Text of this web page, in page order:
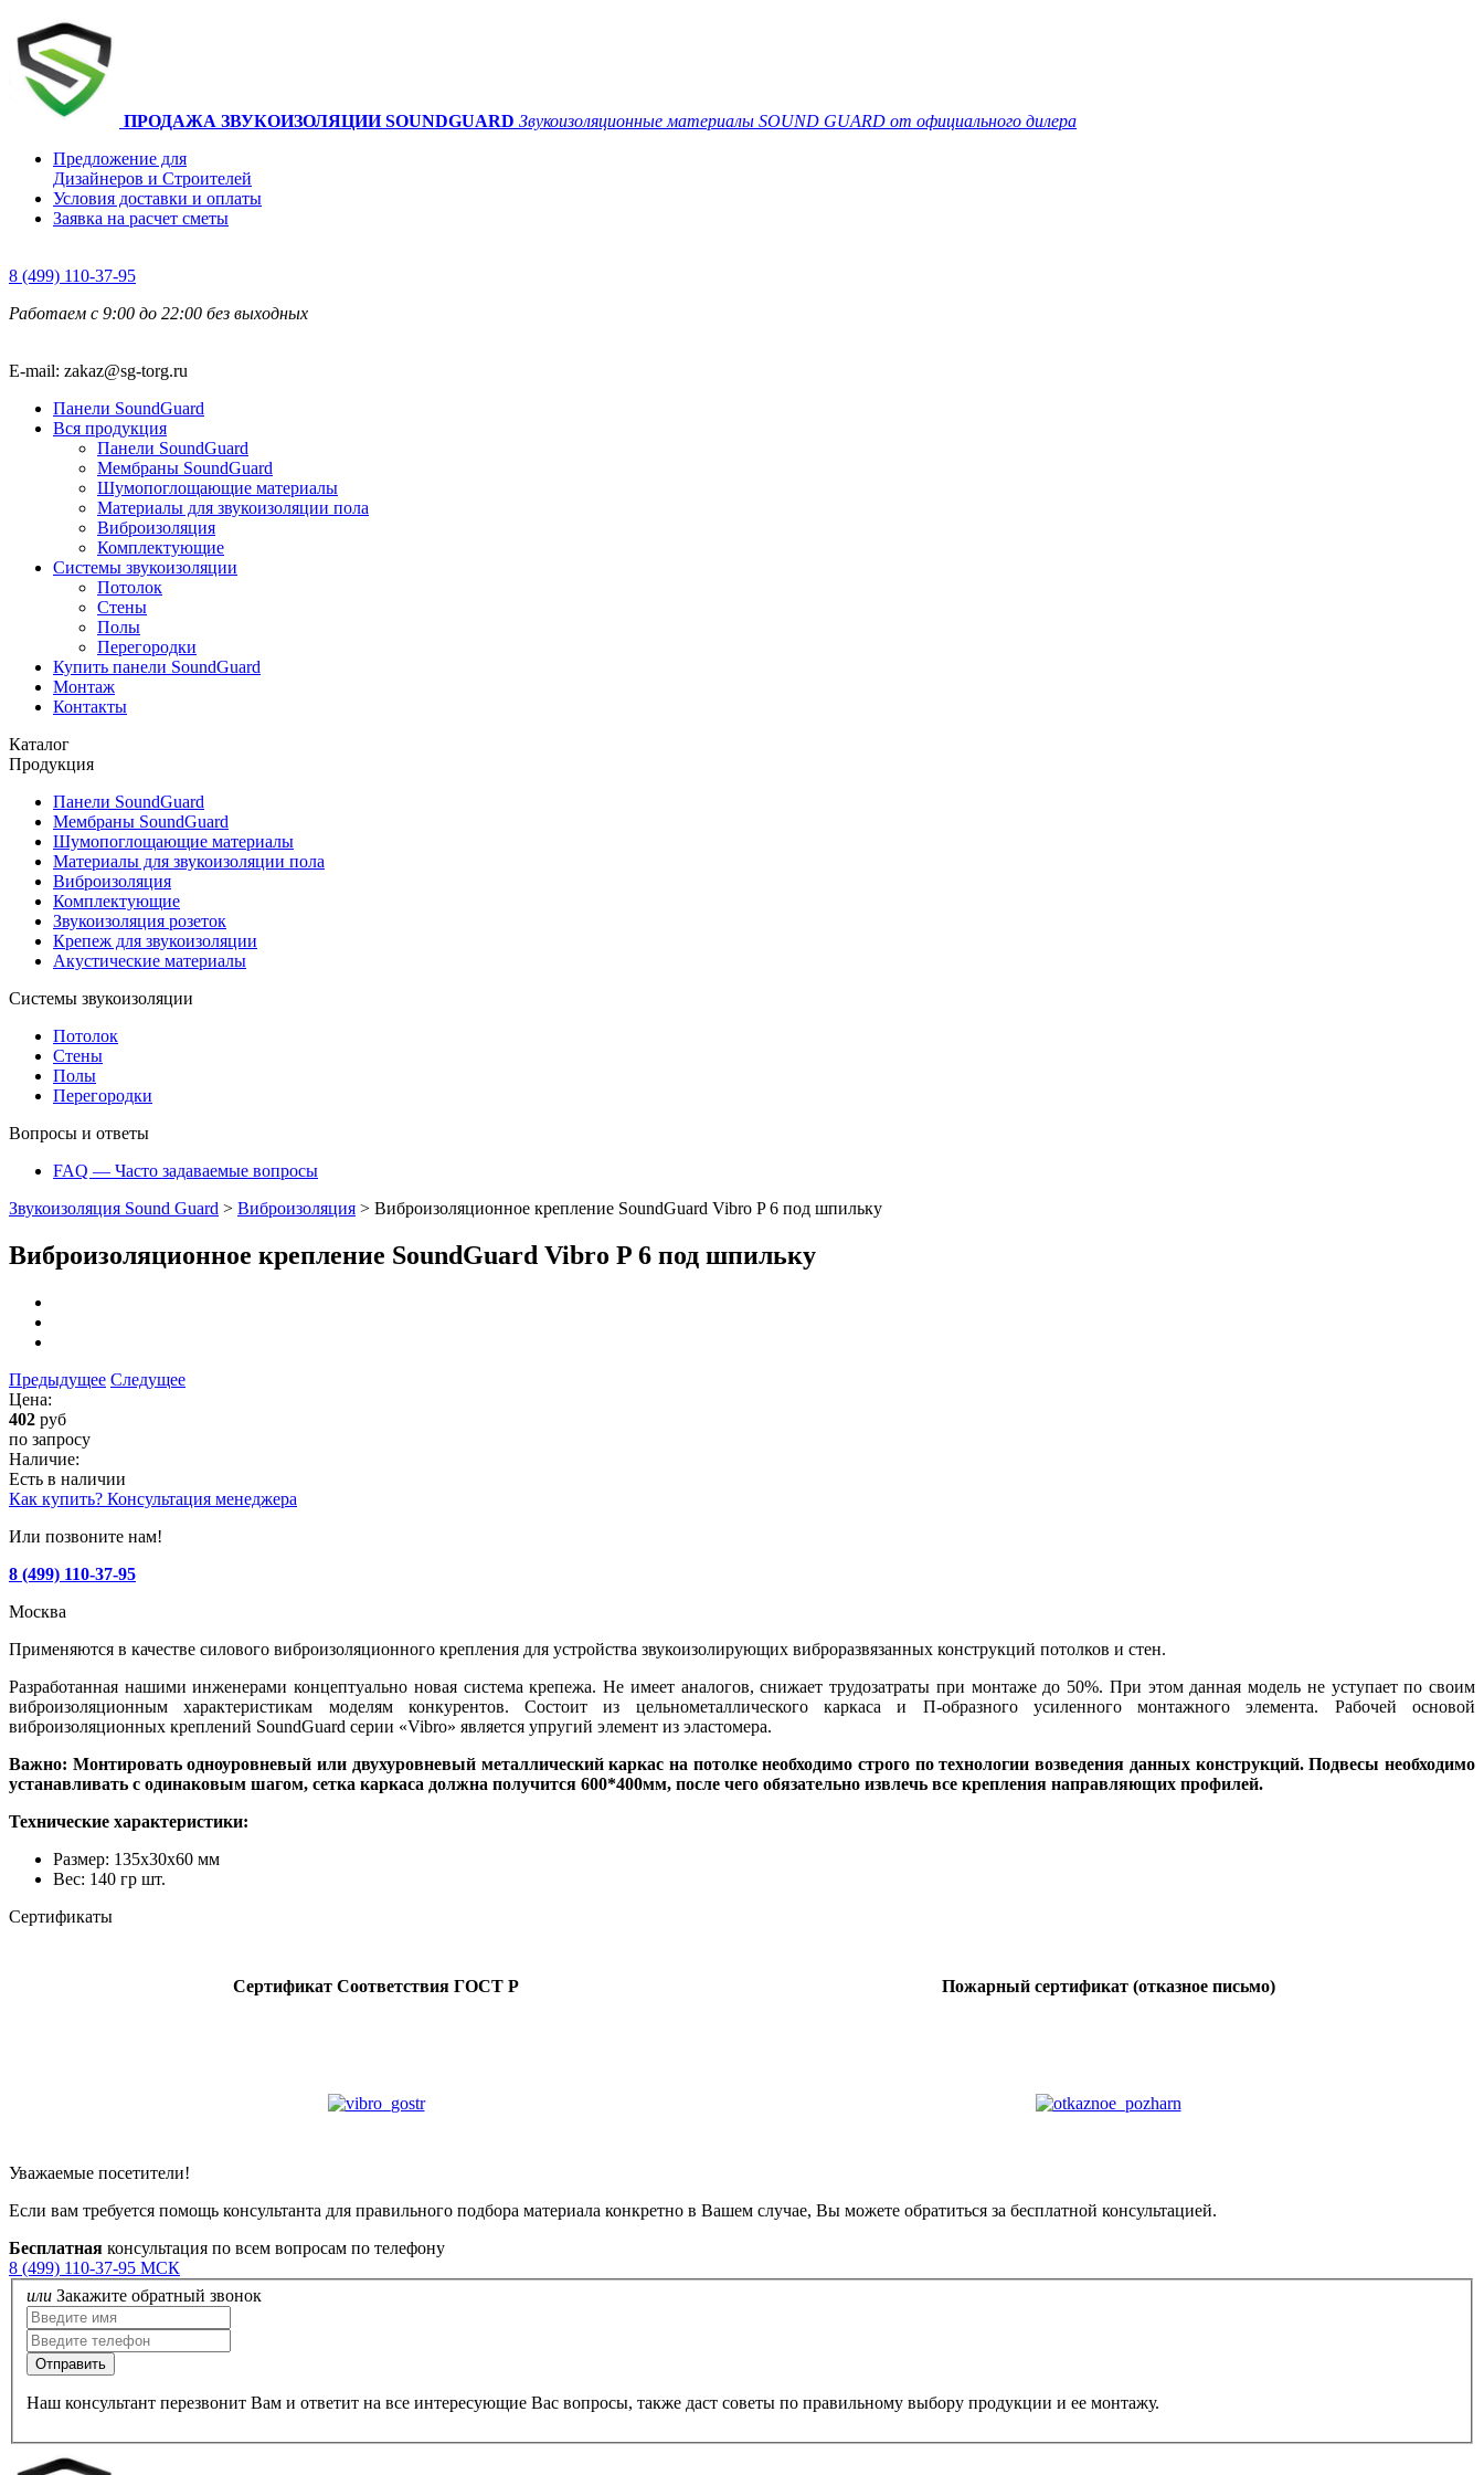
ПРОДАЖА ЗВУКОИЗОЛЯЦИИ SOUNDGUARD Звукоизоляционные материалы SOUND GUARD от официального дилера
Предложение для
Дизайнеров и Строителей
Условия доставки и оплаты
Заявка на расчет сметы
8 (499) 110-37-95
Работаем с 9:00 до 22:00 без выходных
E-mail: zakaz@sg-torg.ru
Панели SoundGuard
Вся продукция
Панели SoundGuard
Мембраны SoundGuard
Шумопоглощающие материалы
Материалы для звукоизоляции пола
Виброизоляция
Комплектующие
Системы звукоизоляции
Потолок
Стены
Полы
Перегородки
Купить панели SoundGuard
Монтаж
Контакты
Каталог
Продукция
Панели SoundGuard
Мембраны SoundGuard
Шумопоглощающие материалы
Материалы для звукоизоляции пола
Виброизоляция
Комплектующие
Звукоизоляция розеток
Крепеж для звукоизоляции
Акустические материалы
Системы звукоизоляции
Потолок
Стены
Полы
Перегородки
Вопросы и ответы
FAQ — Часто задаваемые вопросы
Звукоизоляция Sound Guard > Виброизоляция > Виброизоляционное крепление SoundGuard Vibro P 6 под шпильку
Виброизоляционное крепление SoundGuard Vibro P 6 под шпильку
Предыдущее Следущее
Цена:
402 руб
по запросу
Наличие:
Есть в наличии
Как купить? Консультация менеджера
Или позвоните нам!
8 (499) 110-37-95
Москва
Применяются в качестве силового виброизоляционного крепления для устройства звукоизолирующих виброразвязанных конструкций потолков и стен.
Разработанная нашими инженерами концептуально новая система крепежа. Не имеет аналогов, снижает трудозатраты при монтаже до 50%. При этом данная модель не уступает по своим
виброизоляционным характеристикам моделям конкурентов. Состоит из цельнометаллического каркаса и П-образного усиленного монтажного элемента. Рабочей основой
виброизоляционных креплений SoundGuard серии «Vibro» является упругий элемент из эластомера.
Важно: Монтировать одноуровневый или двухуровневый металлический каркас на потолке необходимо строго по технологии возведения данных конструкций. Подвесы необходимо
устанавливать с одинаковым шагом, сетка каркаса должна получится 600*400мм, после чего обязательно извлечь все крепления направляющих профилей.
Технические характеристики:
Размер: 135х30х60 мм
Вес: 140 гр шт.
Сертификаты
Сертификат Соответствия ГОСТ Р Пожарный сертификат (отказное письмо)
Уважаемые посетители!
Если вам требуется помощь консультанта для правильного подбора материала конкретно в Вашем случае, Вы можете обратиться за бесплатной консультацией.
Бесплатная консультация по всем вопросам по телефону
8 (499) 110-37-95 МСК
или Закажите обратный звонок
Наш консультант перезвонит Вам и ответит на все интересующие Вас вопросы, также даст советы по правильному выбору продукции и ее монтажу.